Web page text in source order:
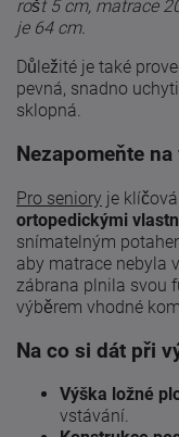
rošt 5 cm, matrace
je 64 cm.
Důležité je také
pevná, snadno
sklopná.
Nezapomeňte
Pro seniory je
ortopedickými
snímatelným
aby matrace nebyla
zábrana plnila svou
výběrem vhodné
Na co si dát při
Výška ložné
vstávání.